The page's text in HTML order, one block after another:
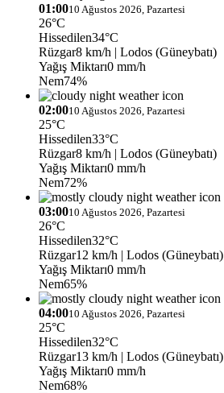
01:0010 Ağustos 2026, Pazartesi
26°C
Hissedilen34°C
Rüzgar8 km/h | Lodos (Güneybatı)
Yağış Miktarı0 mm/h
Nem74%
02:0010 Ağustos 2026, Pazartesi
25°C
Hissedilen33°C
Rüzgar8 km/h | Lodos (Güneybatı)
Yağış Miktarı0 mm/h
Nem72%
03:0010 Ağustos 2026, Pazartesi
26°C
Hissedilen32°C
Rüzgar12 km/h | Lodos (Güneybatı)
Yağış Miktarı0 mm/h
Nem65%
04:0010 Ağustos 2026, Pazartesi
25°C
Hissedilen32°C
Rüzgar13 km/h | Lodos (Güneybatı)
Yağış Miktarı0 mm/h
Nem68%